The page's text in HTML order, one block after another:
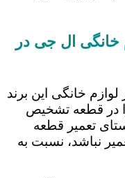
خانگی ال جی در
خانگی این برند
در قطعه تشخیص
تعمیر قطعه
نباشد، نسبت به